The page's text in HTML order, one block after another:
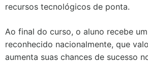
recursos tecnológicos de ponta.
Ao final do curso, o aluno recebe
reconhecido nacionalmente, que
aumenta suas chances de sucesso